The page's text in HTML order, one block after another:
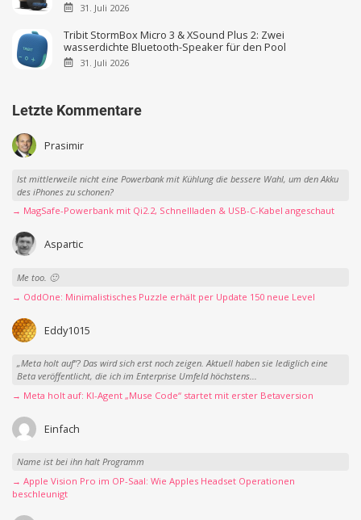
31. Juli 2026
Tribit StormBox Micro 3 & XSound Plus 2: Zwei
wasserdichte Bluetooth-Speaker für den Pool
31. Juli 2026
Letzte Kommentare
Prasimir
Ist mittlerweile nicht eine Powerbank mit Kühlung die bessere Wahl, um den Akku
des iPhones zu schonen?
→ MagSafe-Powerbank mit Qi2.2, Schnellladen & USB-C-Kabel angeschaut
Aspartic
Me too. 🙂
→ OddOne: Minimalistisches Puzzle erhält per Update 150 neue Level
Eddy1015
„Meta holt auf“? Das wird sich erst noch zeigen. Aktuell haben sie lediglich eine
Beta veröffentlicht, die ich im Enterprise Umfeld höchstens...
→ Meta holt auf: KI-Agent „Muse Code“ startet mit erster Betaversion
Einfach
Name ist bei ihn halt Programm
→ Apple Vision Pro im OP-Saal: Wie Apples Headset Operationen
beschleunigt